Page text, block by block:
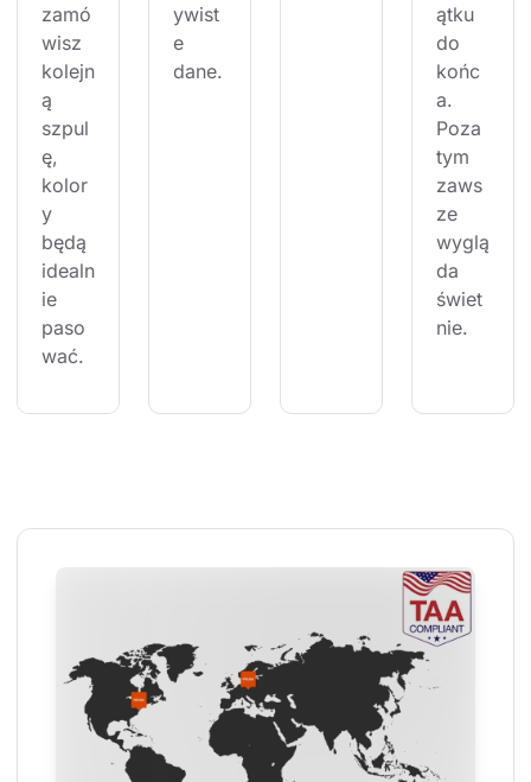
zamó
wisz
kolejn
ą
szpul
ę,
kolor
y
będą
idealn
ie
paso
wać.
ywist
e
dane.
ątku
do
końc
a.
Poza
tym
zaws
ze
wyglą
da
świet
nie.